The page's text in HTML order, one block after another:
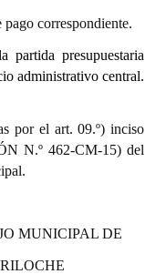
pago correspondiente.
partida presupuestaria
administrativo central.
por el art. 09.º) inciso
N.º 462-CM-15) del
MUNICIPAL DE